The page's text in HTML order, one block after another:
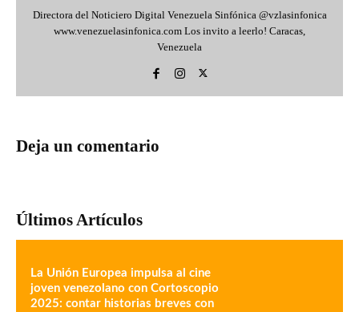
Directora del Noticiero Digital Venezuela Sinfónica @vzlasinfonica
www.venezuelasinfonica.com Los invito a leerlo! Caracas,
Venezuela
Deja un comentario
Últimos Artículos
La Unión Europea impulsa al cine
joven venezolano con Cortoscopio
2025: contar historias breves con